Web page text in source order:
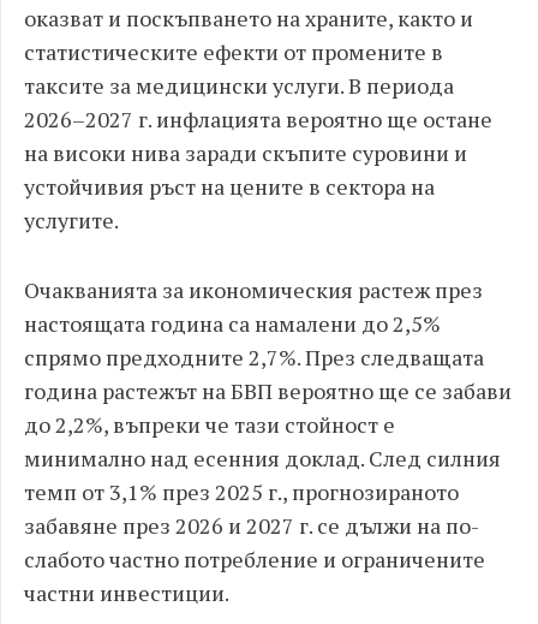
оказват и поскъпването на храните, както и
статистическите ефекти от промените в
таксите за медицински услуги. В периода
2026–2027 г. инфлацията вероятно ще остане
на високи нива заради скъпите суровини и
устойчивия ръст на цените в сектора на
услугите.
Очакванията за икономическия растеж през
настоящата година са намалени до 2,5%
спрямо предходните 2,7%. През следващата
година растежът на БВП вероятно ще се забави
до 2,2%, въпреки че тази стойност е
минимално над есенния доклад. След силния
темп от 3,1% през 2025 г., прогнозираното
забавяне през 2026 и 2027 г. се дължи на по-
слабото частно потребление и ограничените
частни инвестиции.